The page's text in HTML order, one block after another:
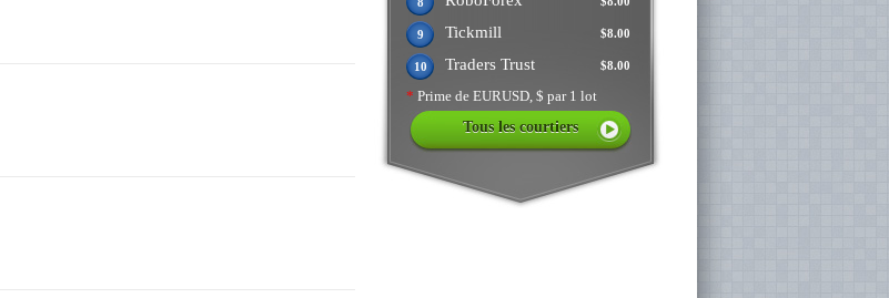
$8.00
9 Tickmill
$8.00
10 Traders Trust
* Prime de EURUSD, $ par 1 lot
Tous les courtiers